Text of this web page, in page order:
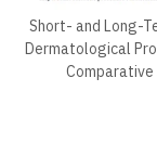
Short- and Long-
Dermatological